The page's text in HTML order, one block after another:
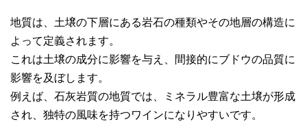
地質は、土壌の下層にある岩石の種類やその地層の構造に
よって定義されます。
これは土壌の成分に影響を与え、間接的にブドウの品質に
影響を及ぼします。
例えば、石灰岩質の地質では、ミネラル豊富な土壌が形成
され、独特の風味を持つワインになりやすいです。